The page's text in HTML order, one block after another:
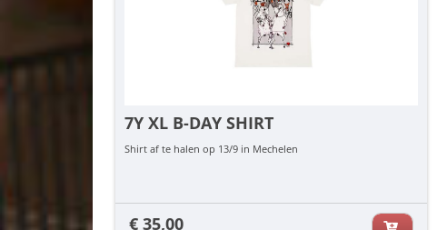
7Y XL B-DAY SHIRT
Shirt af te halen op 13/9 in Mechelen
€ 35,00